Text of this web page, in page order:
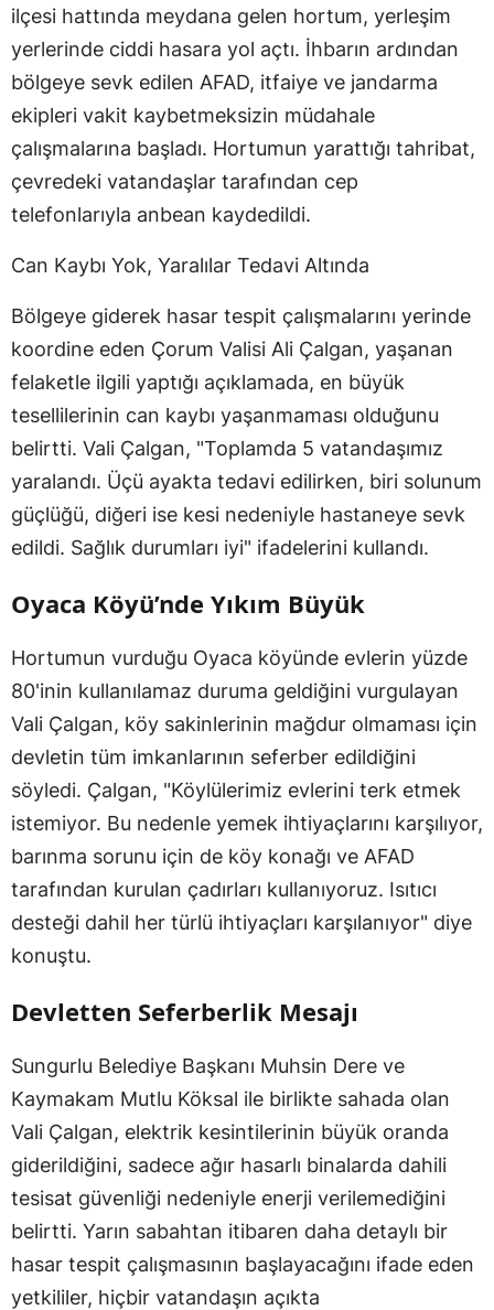
ilçesi hattında meydana gelen hortum, yerleşim
yerlerinde ciddi hasara yol açtı. İhbarın ardından
bölgeye sevk edilen AFAD, itfaiye ve jandarma
ekipleri vakit kaybetmeksizin müdahale
çalışmalarına başladı. Hortumun yarattığı tahribat,
çevredeki vatandaşlar tarafından cep
telefonlarıyla anbean kaydedildi.
Can Kaybı Yok, Yaralılar Tedavi Altında
Bölgeye giderek hasar tespit çalışmalarını yerinde
koordine eden Çorum Valisi Ali Çalgan, yaşanan
felaketle ilgili yaptığı açıklamada, en büyük
tesellilerinin can kaybı yaşanmaması olduğunu
belirtti. Vali Çalgan, "Toplamda 5 vatandaşımız
yaralandı. Üçü ayakta tedavi edilirken, biri solunum
güçlüğü, diğeri ise kesi nedeniyle hastaneye sevk
edildi. Sağlık durumları iyi" ifadelerini kullandı.
Oyaca Köyü’nde Yıkım Büyük
Hortumun vurduğu Oyaca köyünde evlerin yüzde
80'inin kullanılamaz duruma geldiğini vurgulayan
Vali Çalgan, köy sakinlerinin mağdur olmaması için
devletin tüm imkanlarının seferber edildiğini
söyledi. Çalgan, "Köylülerimiz evlerini terk etmek
istemiyor. Bu nedenle yemek ihtiyaçlarını karşılıyor,
barınma sorunu için de köy konağı ve AFAD
tarafından kurulan çadırları kullanıyoruz. Isıtıcı
desteği dahil her türlü ihtiyaçları karşılanıyor" diye
konuştu.
Devletten Seferberlik Mesajı
Sungurlu Belediye Başkanı Muhsin Dere ve
Kaymakam Mutlu Köksal ile birlikte sahada olan
Vali Çalgan, elektrik kesintilerinin büyük oranda
giderildiğini, sadece ağır hasarlı binalarda dahili
tesisat güvenliği nedeniyle enerji verilemediğini
belirtti. Yarın sabahtan itibaren daha detaylı bir
hasar tespit çalışmasının başlayacağını ifade eden
yetkililer, hiçbir vatandaşın açıkta